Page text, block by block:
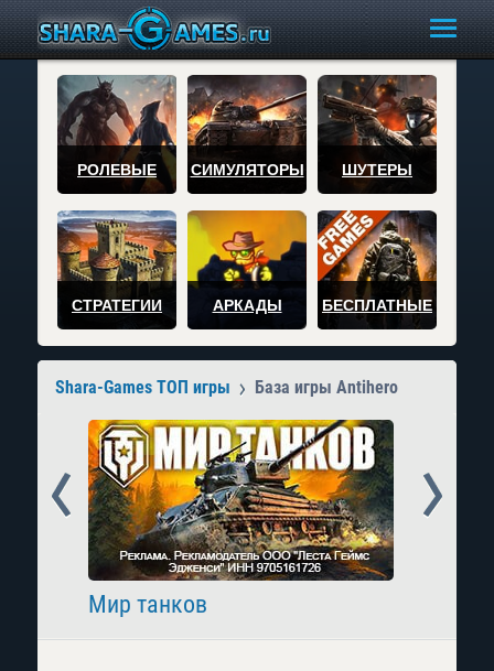
РОЛЕВЫЕ СИМУЛЯТОРЫ ШУТЕРЫ
СТРАТЕГИИ АРКАДЫ БЕСПЛАТНЫЕ
Shara-Games ТОП игры База игры Antihero
Мир танков
Prev